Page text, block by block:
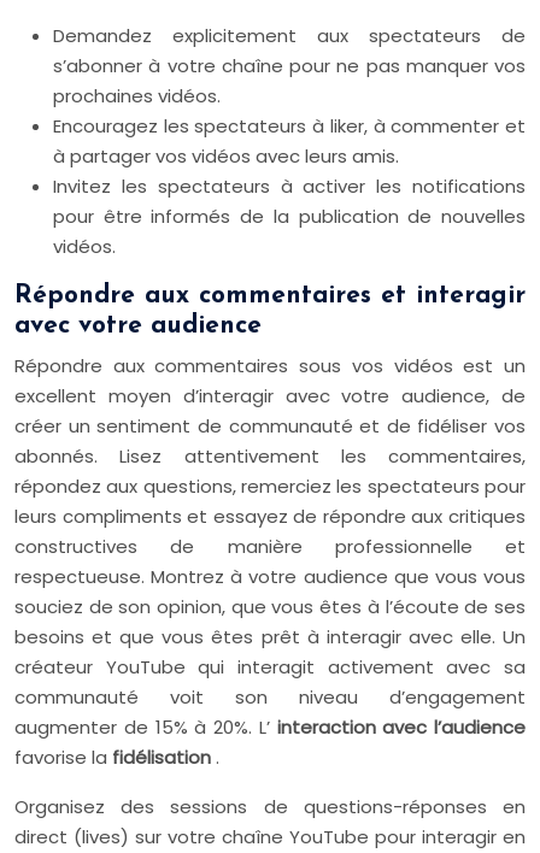
Demandez explicitement aux spectateurs de
s’abonner à votre chaîne pour ne pas manquer vos
prochaines vidéos.
Encouragez les spectateurs à liker, à commenter et
à partager vos vidéos avec leurs amis.
Invitez les spectateurs à activer les notifications
pour être informés de la publication de nouvelles
vidéos.
Répondre aux commentaires et interagir
avec votre audience
Répondre aux commentaires sous vos vidéos est un
excellent moyen d’interagir avec votre audience, de
créer un sentiment de communauté et de fidéliser vos
abonnés. Lisez attentivement les commentaires,
répondez aux questions, remerciez les spectateurs pour
leurs compliments et essayez de répondre aux critiques
constructives de manière professionnelle et
respectueuse. Montrez à votre audience que vous vous
souciez de son opinion, que vous êtes à l’écoute de ses
besoins et que vous êtes prêt à interagir avec elle. Un
créateur YouTube qui interagit activement avec sa
communauté voit son niveau d’engagement
augmenter de 15% à 20%. L’ interaction avec l’audience
favorise la fidélisation.
Organisez des sessions de questions-réponses en
direct (lives) sur votre chaîne YouTube pour interagir en